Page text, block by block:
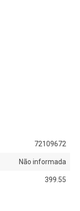
72109672
Não informada
399.55